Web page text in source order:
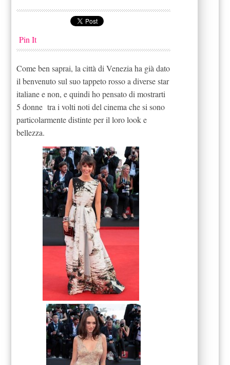
Pin It
Come ben saprai, la città di Venezia ha già dato
il benvenuto sul suo tappeto rosso a diverse star
italiane e non, e quindi ho pensato di mostrarti
5 donne tra i volti noti del cinema che si sono
particolarmente distinte per il loro look e
bellezza.